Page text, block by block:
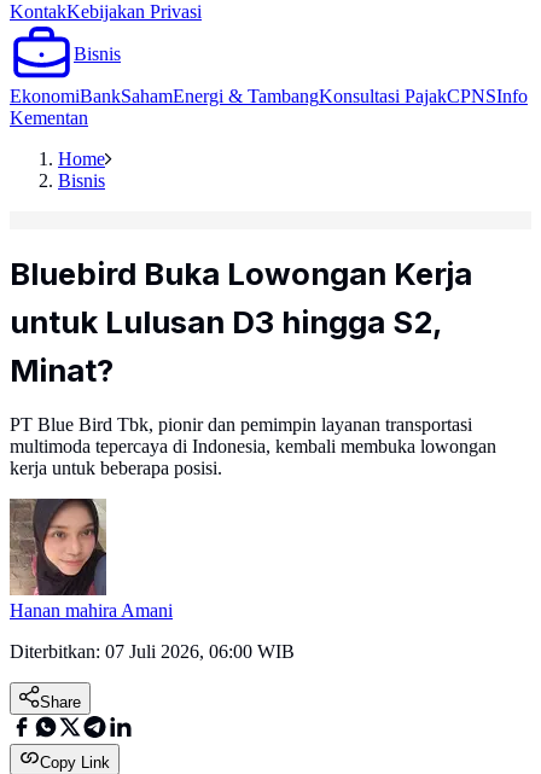
KontakKebijakan Privasi
Bisnis
EkonomiBankSahamEnergi & TambangKonsultasi PajakCPNSInfo
Kementan
Home
Bisnis
Bluebird Buka Lowongan Kerja
untuk Lulusan D3 hingga S2,
Minat?
PT Blue Bird Tbk, pionir dan pemimpin layanan transportasi
multimoda tepercaya di Indonesia, kembali membuka lowongan
kerja untuk beberapa posisi.
Hanan mahira Amani
Diterbitkan: 07 Juli 2026, 06:00 WIB
Share
Copy Link